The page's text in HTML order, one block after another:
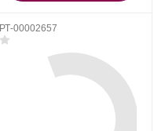
РТ-00002657